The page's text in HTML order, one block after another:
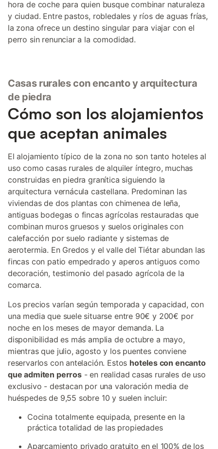
hora de coche para quien busque combinar naturaleza
y ciudad. Entre pastos, robledales y ríos de aguas frías,
la zona ofrece un destino singular para viajar con el
perro sin renunciar a la comodidad.
Casas rurales con encanto y arquitectura
de piedra
Cómo son los alojamientos
que aceptan animales
El alojamiento típico de la zona no son tanto hoteles al
uso como casas rurales de alquiler íntegro, muchas
construidas en piedra granítica siguiendo la
arquitectura vernácula castellana. Predominan las
viviendas de dos plantas con chimenea de leña,
antiguas bodegas o fincas agrícolas restauradas que
combinan muros gruesos y suelos originales con
calefacción por suelo radiante y sistemas de
aerotermia. En Gredos y el valle del Tiétar abundan las
fincas con patio empedrado y aperos antiguos como
decoración, testimonio del pasado agrícola de la
comarca.
Los precios varían según temporada y capacidad, con
una media que suele situarse entre 90€ y 200€ por
noche en los meses de mayor demanda. La
disponibilidad es más amplia de octubre a mayo,
mientras que julio, agosto y los puentes conviene
reservarlos con antelación. Estos hoteles con encanto
que admiten perros- en realidad casas rurales de uso
exclusivo - destacan por una valoración media de
huéspedes de 9,55 sobre 10 y suelen incluir:
Cocina totalmente equipada, presente en la
práctica totalidad de las propiedades
Aparcamiento privado gratuito en el 100% de los